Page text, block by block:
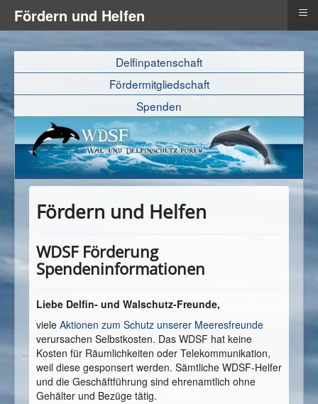
Delfinpatenschaft
Fördermitgliedschaft
Spenden
Fördern und Helfen
WDSF Förderung
Spendeninformationen
Liebe Delfin- und Walschutz-Freunde,
viele Aktionen zum Schutz unserer Meeresfreunde
verursachen Selbstkosten. Das WDSF hat keine
Kosten für Räumlichkeiten oder Telekommunikation,
weil diese gesponsert werden. Sämtliche WDSF-Helfer
und die Geschäftführung sind ehrenamtlich ohne
Gehälter und Bezüge tätig.
Fördern und Helfen ≡